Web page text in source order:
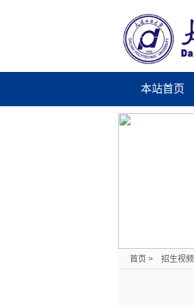
本站首页
首页 > 招生视频